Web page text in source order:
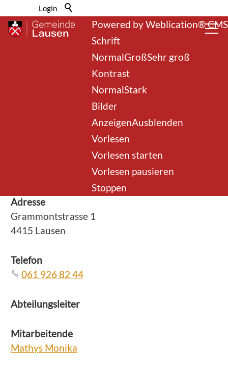
Powered by Weblication® CMS
Schrift
NormalGroßSehr groß
Kontrast
NormalStark
Bilder
AnzeigenAusblenden
Vorlesen
Vorlesen starten
Vorlesen pausieren
Stoppen
Login
zurück zur Übersicht
AHV Zweigstelle
Adresse
Grammontstrasse 1
4415 Lausen
Telefon
061 926 82 44
Abteilungsleiter
Mitarbeitende
Mathys Monika